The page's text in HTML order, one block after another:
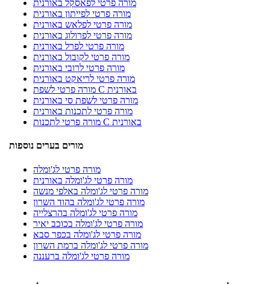
מורה פרטי לפאסקל באורנית
מורה פרטי לפייתון באורנית
מורה פרטי לפלאש באורנית
מורה פרטי לפרולוג באורנית
מורה פרטי לפרל באורנית
מורה פרטי לקובול באורנית
מורה פרטי לרובי באורנית
מורה פרטי לריאקט באורנית
מורה פרטי לשפת C באורנית
מורה פרטי לשפת סי באורנית
מורה פרטי לתכנות באורנית
מורה פרטי לתכנות C באורנית
מורים בערים נוספות
מורה פרטי לג'ומלה
מורה פרטי לג'ומלה באורנית
מורה פרטי לג'ומלה באלפי מנשה
מורה פרטי לג'ומלה בהוד השרון
מורה פרטי לג'ומלה בהרצלייה
מורה פרטי לג'ומלה בכוכב יאיר
מורה פרטי לג'ומלה בכפר סבא
מורה פרטי לג'ומלה ברמת השרון
מורה פרטי לג'ומלה ברעננה